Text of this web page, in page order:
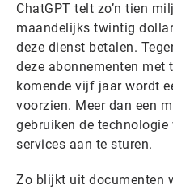
ChatGPT telt zo’n tien
maandelijks twintig dollar
deze dienst betalen.
deze abonnementen met
komende vijf jaar wordt
voorzien. Meer dan een
gebruiken de technologie
services aan te sturen.
Zo blijkt uit documenten